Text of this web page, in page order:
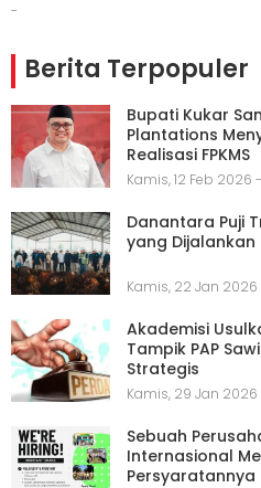
-
Berita Terpopuler
Bupati Kukar
Plantations
Realisasi FPKMS
Kamis, 12 Feb 2026
Danantara Puji
yang Dijalankan
Kamis, 22 Jan 2026
Akademisi
Tampik PAP
Strategis
Kamis, 29 Jan 2026
Sebuah
Internasional
Persyaratannya